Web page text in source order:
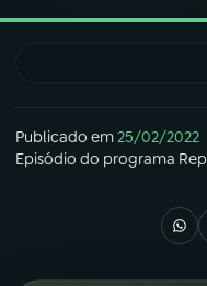
02A RÁDIO
04PROGRAMAS
PODCASTS
Publicado em25/02/2022
Episódio do programa